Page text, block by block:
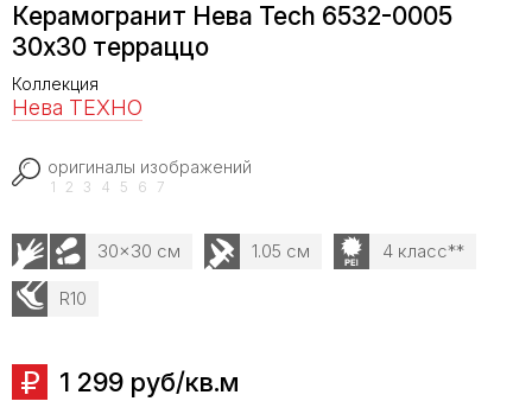
Керамогранит Нева Tech 6532-0005
30х30 терраццо
Коллекция
Нева ТЕХНО
оригиналы изображений
1 2 3 4 5 6 7
30x30 см 1.05 см 4 класс**
R10
1 299 руб/кв.м